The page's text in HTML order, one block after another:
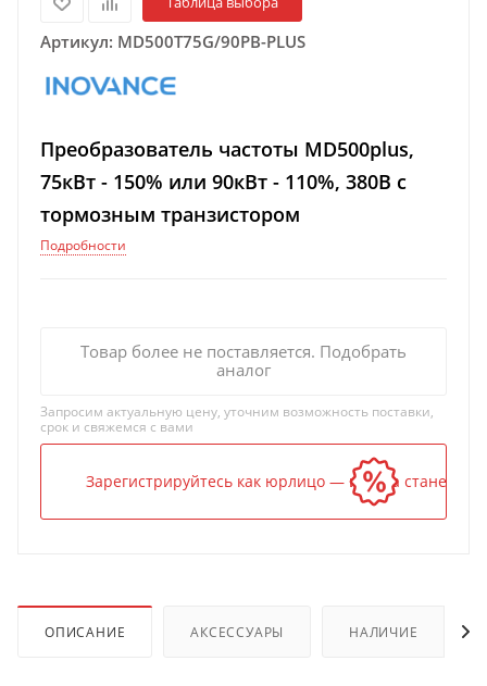
Артикул: MD500T75G/90PB-PLUS
Преобразователь частоты MD500plus,
75кВт - 150% или 90кВт - 110%, 380В с
тормозным транзистором
Подробности
Товар более не поставляется. Подобрать
аналог
Запросим актуальную цену, уточним возможность поставки,
срок и свяжемся с вами
Зарегистрируйтесь как юрлицо — и цена станет
ОПИСАНИЕ АКСЕССУАРЫ НАЛИЧИЕ